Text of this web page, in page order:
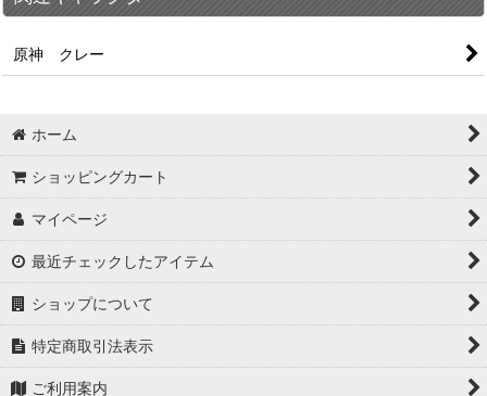
原神 クレー
ホーム
ショッピングカート
マイページ
最近チェックしたアイテム
ショップについて
特定商取引法表示
ご利用案内